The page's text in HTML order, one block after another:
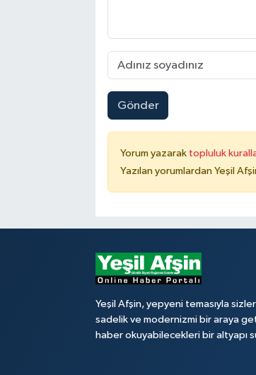
Gönder
Yorum yazarak topluluk
Yazılan yorumlardan Yeşil
Yeşil Afşin, yepyeni temasıyla
sadelik ve modernizmi bir araya
haber okuyabilecekleri bir altyapı